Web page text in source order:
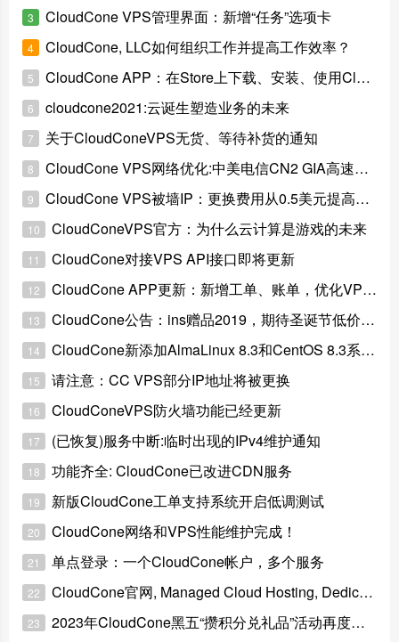
3 CloudCone VPS管理界面：新增“任务”选项卡
4 CloudCone, LLC如何组织工作并提高工作效率？
5 CloudCone APP：在Store上下载、安装、使用CloudCone
6 cloudcone2021:云诞生塑造业务的未来
7 关于CloudConeVPS无货、等待补货的通知
8 CloudCone VPS网络优化:中美电信CN2 GIA高速网络加持
9 CloudCone VPS被墙IP：更换费用从0.5美元提高到2美元
10 CloudConeVPS官方：为什么云计算是游戏的未来
11 CloudCone对接VPS API接口即将更新
12 CloudCone APP更新：新增工单、账单，优化VPS管理
13 CloudCone公告：ins赠品2019，期待圣诞节低价VPS
14 CloudCone新添加AlmaLinux 8.3和CentOS 8.3系统模板
15 请注意：CC VPS部分IP地址将被更换
16 CloudConeVPS防火墙功能已经更新
17 (已恢复)服务中断:临时出现的IPv4维护通知
18 功能齐全: CloudCone已改进CDN服务
19 新版CloudCone工单支持系统开启低调测试
20 CloudCone网络和VPS性能维护完成！
21 单点登录：一个CloudCone帐户，多个服务
22 CloudCone官网, Managed Cloud Hosting, Dedicated Servers, Cloud Services
23 2023年CloudCone黑五“攒积分兑礼品”活动再度来袭！